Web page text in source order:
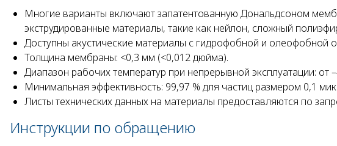
Многие варианты включают запатентованную Дональдсоном
экструдированные материалы, такие как нейлон, сложный
Доступны акустические материалы с гидрофобной и олеофобной
Толщина мембраны: <0,3 мм (<0,012 дюйма).
Диапазон рабочих температур при непрерывной эксплуатации: от
Минимальная эффективность: 99,97 % для частиц размером 0,1
Листы технических данных на материалы предоставляются по
Инструкции по обращению